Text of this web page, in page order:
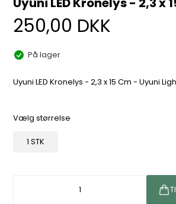
250,00 DKK
På lager
Uyuni LED Kronelys - 2,3 x 15 Cm - Uyuni
Vælg størrelse
1 STK